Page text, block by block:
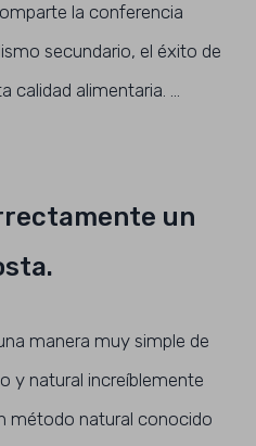
la conferencia
secundario, el éxito de
calidad alimentaria. …
un
manera muy simple de
y natural increíblemente
método natural conocido